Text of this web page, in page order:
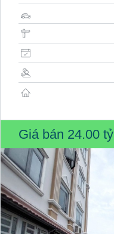
Giá bán 24.00 tỷ